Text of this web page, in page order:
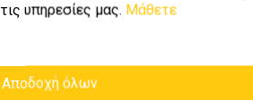
υπηρεσίες μας. Μάθετε
Αποδοχή όλων